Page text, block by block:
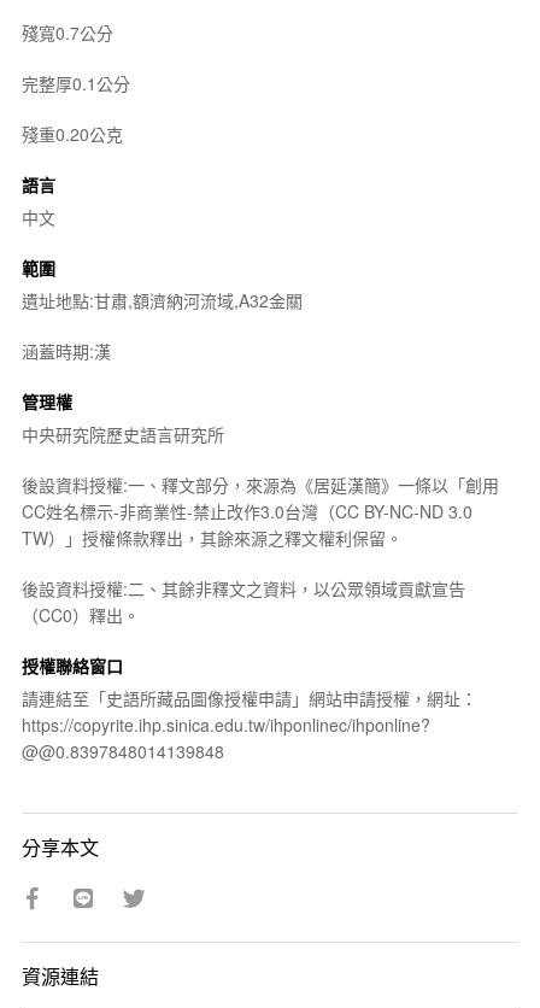
殘寬0.7公分
完整厚0.1公分
殘重0.20公克
語言
中文
範圍
遺址地點:甘肅,額濟納河流域,A32金關
涵蓋時期:漢
管理權
中央研究院歷史語言研究所
後設資料授權:一、釋文部分，來源為《居延漢簡》一條以「創用
CC姓名標示-非商業性-禁止改作3.0台灣（CC BY-NC-ND 3.0
TW）」授權條款釋出，其餘來源之釋文權利保留。
後設資料授權:二、其餘非釋文之資料，以公眾領域貢獻宣告
（CC0）釋出。
授權聯絡窗口
請連結至「史語所藏品圖像授權申請」網站申請授權，網址：
https://copyrite.ihp.sinica.edu.tw/ihponlinec/ihponline?
@@0.8397848014139848
分享本文
資源連結